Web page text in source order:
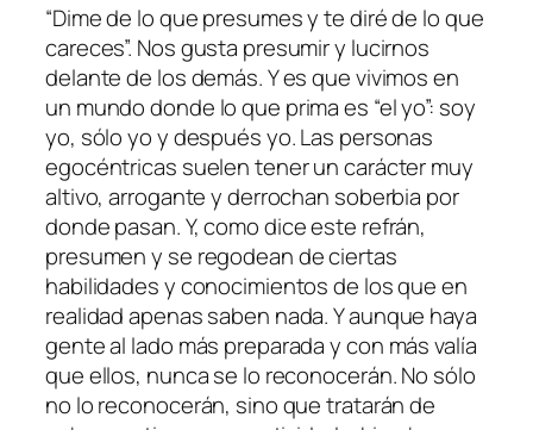
“Dime de lo que presumes y te diré de lo que
careces”. Nos gusta presumir y lucirnos
delante de los demás. Y es que vivimos en
un mundo donde lo que prima es “el yo”: soy
yo, sólo yo y después yo. Las personas
egocéntricas suelen tener un carácter muy
altivo, arrogante y derrochan soberbia por
donde pasan. Y, como dice este refrán,
presumen y se regodean de ciertas
habilidades y conocimientos de los que en
realidad apenas saben nada. Y aunque haya
gente al lado más preparada y con más valía
que ellos, nunca se lo reconocerán. No sólo
no lo reconocerán, sino que tratarán de